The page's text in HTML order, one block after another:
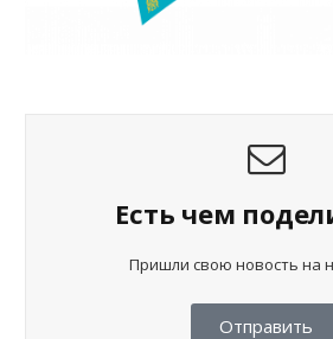
Есть чем
Пришли свою новость на
Отправить